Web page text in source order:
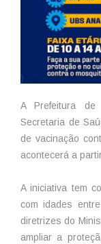
A Prefeitura
Secretaria de
de vacinação
acontecerá a
A iniciativa tem
com idades
diretrizes do
ampliar a